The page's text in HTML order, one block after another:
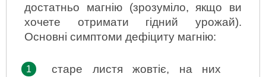
достатньо магнію (зрозуміло, якщо ви
хочете отримати гідний урожай).
Основні симптоми дефіциту магнію:
старе листя жовтіє, на них